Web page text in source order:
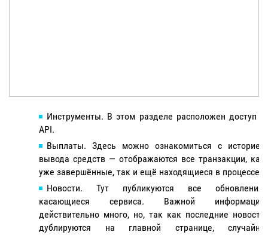
Инструменты. В этом разделе расположен доступ к
API.
Выплаты. Здесь можно ознакомиться с историей
вывода средств — отображаются все транзакции, как
уже завершённые, так и ещё находящиеся в процессе.
Новости. Тут публикуются все обновления,
касающиеся сервиса. Важной информации
действительно много, но, так как последние новости
дублируются на главной странице, случайно